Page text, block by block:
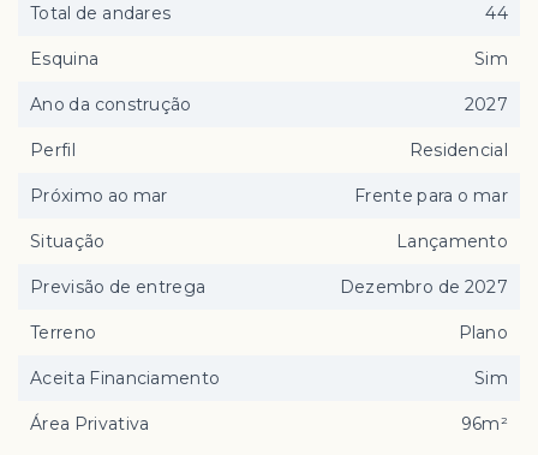
Total de andares 44
Esquina Sim
Ano da construção 2027
Perfil Residencial
Próximo ao mar Frente para o mar
Situação Lançamento
Previsão de entrega Dezembro de 2027
Terreno Plano
Aceita Financiamento Sim
Área Privativa 96m²